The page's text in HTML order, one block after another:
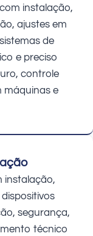
instalação,
ajustes em
de
e preciso
controle
máquinas e
instalação,
segurança,
técnico